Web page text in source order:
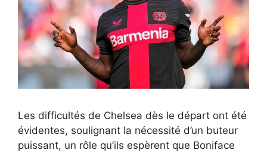
Les difficultés de Chelsea dès le départ ont été
évidentes, soulignant la nécessité d’un buteur
puissant, un rôle qu’ils espèrent que Boniface